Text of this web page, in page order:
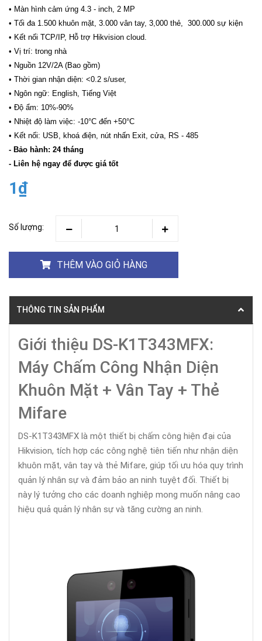
• Màn hình cảm ứng 4.3 - inch, 2 MP
• Tối đa 1.500 khuôn mặt, 3.000 vân tay, 3,000 thẻ, 300.000 sự kiện
• Kết nối TCP/IP, Hỗ trợ Hikvision cloud.
• Vị trí: trong nhà
• Nguồn 12V/2A (Bao gồm)
• Thời gian nhận diện: <0.2 s/user,
• Ngôn ngữ: English, Tiếng Việt
• Độ ẩm: 10%-90%
• Nhiệt độ làm việc: -10°C đến +50°C
• Kết nối: USB, khoá điện, nút nhấn Exit, cửa, RS - 485
- Bảo hành: 24 tháng
- Liên hệ ngay để được giá tốt
1₫
Số lượng:
THÊM VÀO GIỎ HÀNG
THÔNG TIN SẢN PHẨM
Giới thiệu DS-K1T343MFX:
Máy Chấm Công Nhận Diện
Khuôn Mặt + Vân Tay + Thẻ
Mifare
DS-K1T343MFX là một thiết bị chấm công hiện đại của
Hikvision, tích hợp các công nghệ tiên tiến như nhận diện
khuôn mặt, vân tay và thẻ Mifare, giúp tối ưu hóa quy trình
quản lý nhân sự và đảm bảo an ninh tuyệt đối. Thiết bị
này lý tưởng cho các doanh nghiệp mong muốn nâng cao
hiệu quả quản lý nhân sự và tăng cường an ninh.